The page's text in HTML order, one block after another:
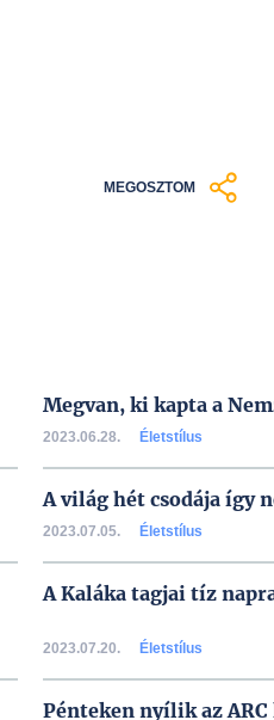
MEGOSZTOM
Megvan, ki kapta a
2023.06.28. Életstílus
A világ hét csodája így
2023.07.05. Életstílus
A Kaláka tagjai tíz
2023.07.20. Életstílus
Pénteken nyílik az